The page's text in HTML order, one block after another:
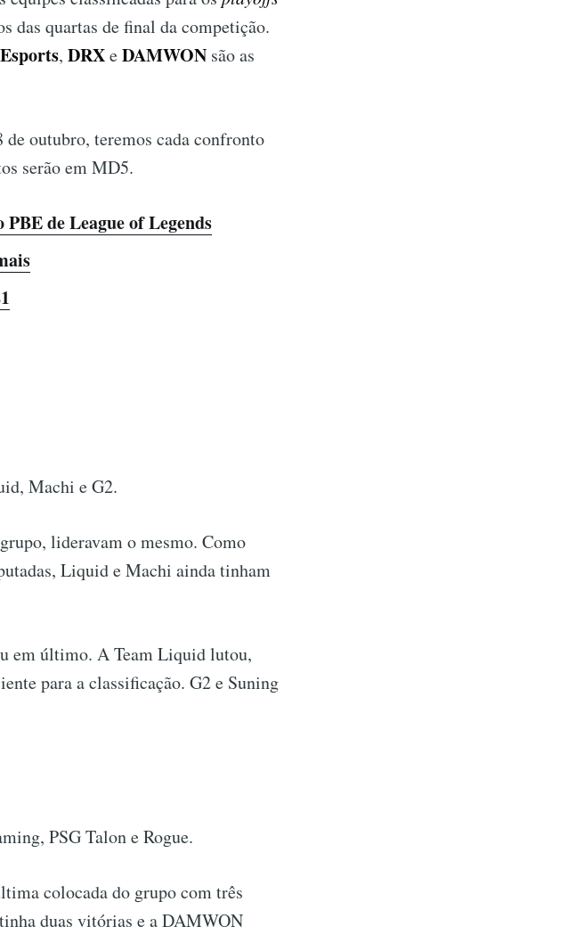
das quartas de final da competição.
, DRXeDAMWON são as
de outubro, teremos cada confronto
serão em MD5.
de League of Legends
Machi e G2.
lideravam o mesmo. Como
Liquid e Machi ainda tinham
em último. A Team Liquid lutou,
para a classificação. G2 e Suning
PSG Talon e Rogue.
colocada do grupo com três
duas vitórias e a DAMWON